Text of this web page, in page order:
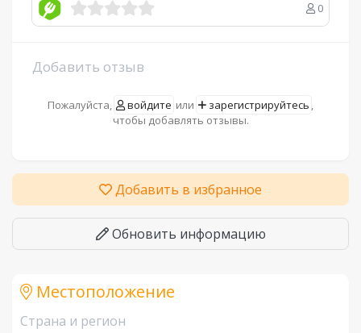
0
Добавить отзыв
Пожалуйста, войдите или зарегистрируйтесь ,
чтобы добавлять отзывы.
Добавить в избранное
Обновить информацию
Местоположение
Страна и регион